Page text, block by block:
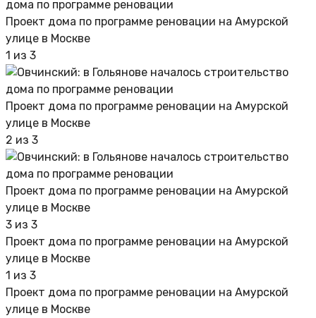
Проект дома по программе реновации на Амурской
улице в Москве
1 из 3
Проект дома по программе реновации на Амурской
улице в Москве
2 из 3
Проект дома по программе реновации на Амурской
улице в Москве
3 из 3
Проект дома по программе реновации на Амурской
улице в Москве
1 из 3
Проект дома по программе реновации на Амурской
улице в Москве